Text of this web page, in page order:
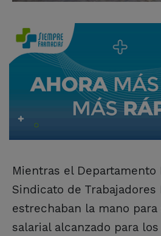
Mientras el
Sindicato de Trabajadores
estrechaban la mano
salarial alcanzado para